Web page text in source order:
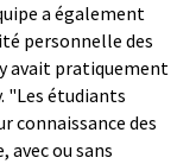
a également
personnelle des
avait pratiquement
"Les étudiants
connaissance des
ou sans